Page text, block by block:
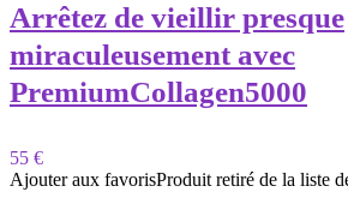
Arrêtez de vieillir presque
miraculeusement avec
PremiumCollagen5000
55 €
Ajouter aux favorisProduit retiré de la liste